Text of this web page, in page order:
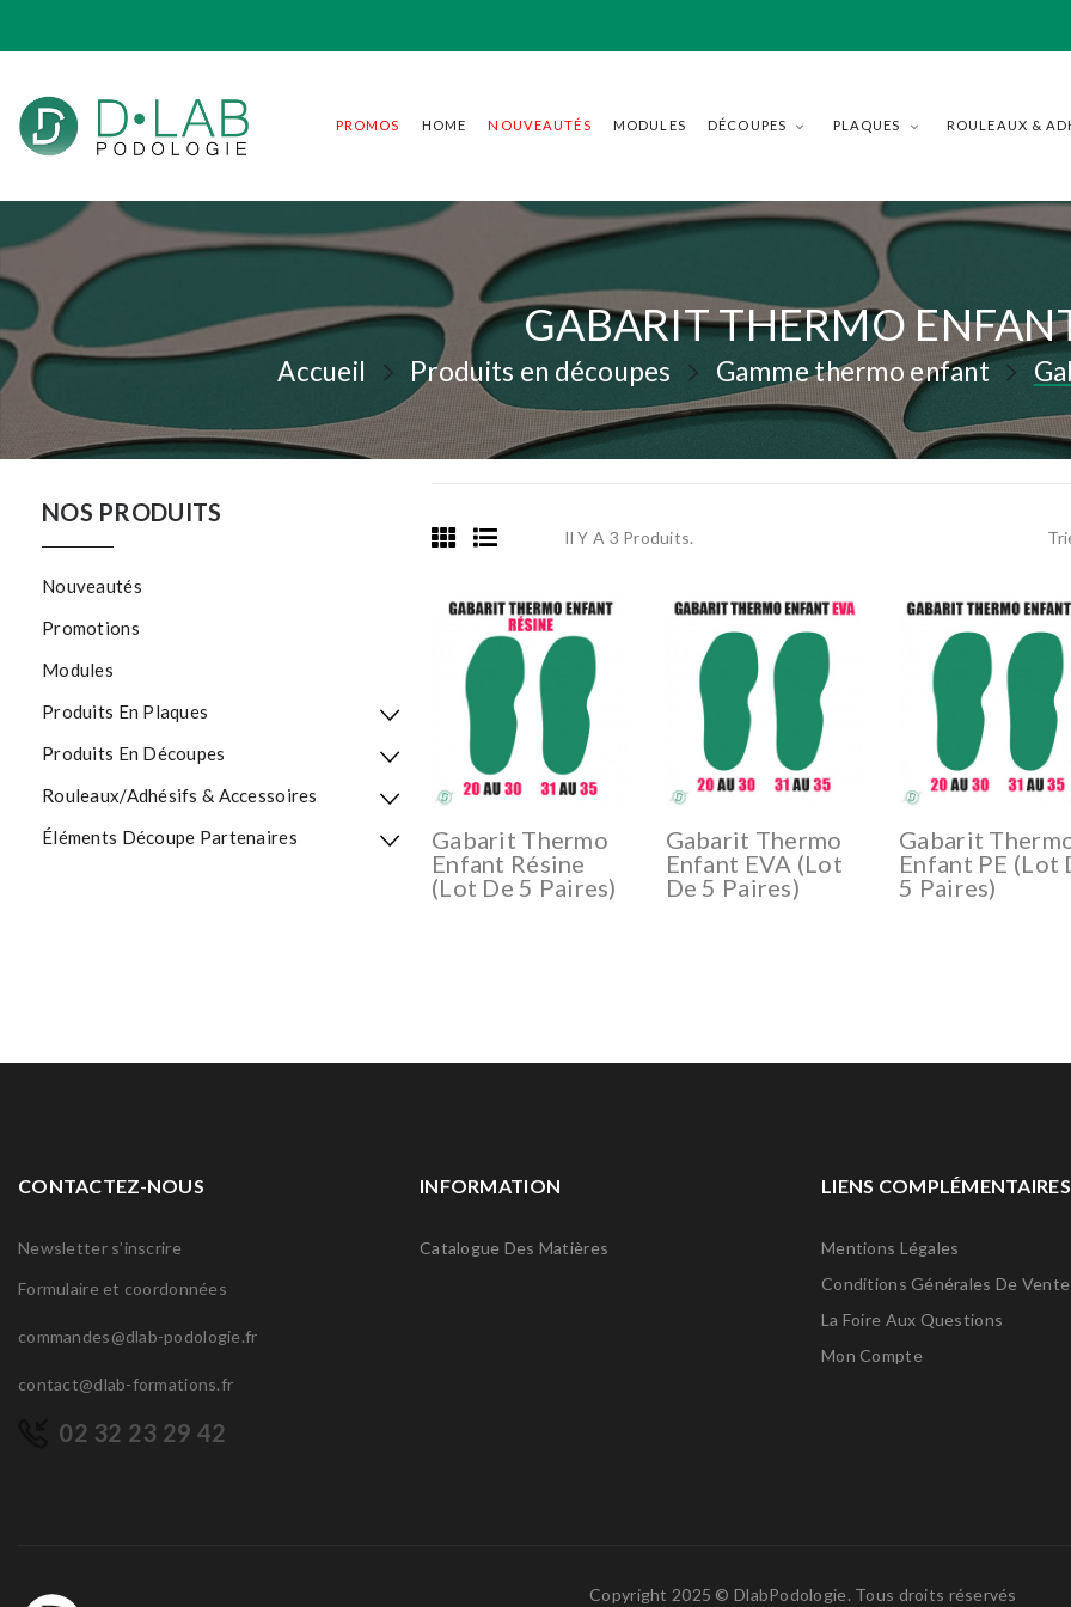
PROMOS HOME NOUVEAUTÉS MODULES DÉCOUPES PLAQUES ROULEAUX &
GABARIT THERMO
Accueil Produits en découpes Gamme thermo enfant
NOS PRODUITS
Nouveautés
Promotions
Modules
Produits En Plaques
Produits En Découpes
Rouleaux/Adhésifs & Accessoires
Éléments Découpe Partenaires
Il Y A 3 Produits.
Gabarit Thermo
Enfant Résine
(lot De 5 Paires)
Gabarit Thermo
Enfant EVA (lot
De 5 Paires)
Gabarit
Enfant PE (lot
5 Paires)
CONTACTEZ-NOUS
Newsletter s’inscrire
Formulaire et coordonnées
commandes@dlab-podologie.fr
contact@dlab-formations.fr
02 32 23 29 42
INFORMATION
Catalogue Des Matières
LIENS COMPLÉMENTAIRES
Mentions Légales
Conditions Générales De Vente
La Foire Aux Questions
Mon Compte
Copyright 2025 © DlabPodologie. Tous droits réservés